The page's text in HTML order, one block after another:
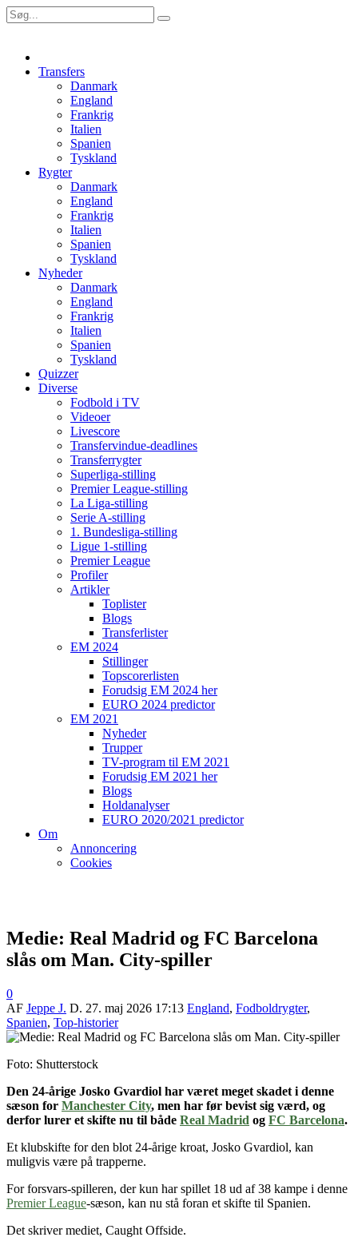
Transfers
Danmark
England
Frankrig
Italien
Spanien
Tyskland
Rygter
Danmark
England
Frankrig
Italien
Spanien
Tyskland
Nyheder
Danmark
England
Frankrig
Italien
Spanien
Tyskland
Quizzer
Diverse
Fodbold i TV
Videoer
Livescore
Transfervindue-deadlines
Transferrygter
Superliga-stilling
Premier League-stilling
La Liga-stilling
Serie A-stilling
1. Bundesliga-stilling
Ligue 1-stilling
Premier League
Profiler
Artikler
Toplister
Blogs
Transferlister
EM 2024
Stillinger
Topscorerlisten
Forudsig EM 2024 her
EURO 2024 predictor
EM 2021
Nyheder
Trupper
TV-program til EM 2021
Forudsig EM 2021 her
Blogs
Holdanalyser
EURO 2020/2021 predictor
Om
Annoncering
Cookies
Medie: Real Madrid og FC Barcelona
slås om Man. City-spiller
0
AF Jeppe J. D. 27. maj 2026 17:13 England, Fodboldrygter,
Spanien, Top-historier
Foto: Shutterstock
Den 24-årige Josko Gvardiol har været meget skadet i denne
sæson for Manchester City, men har før bevist sig værd, og
derfor lurer et skifte nu til både Real Madrid og FC Barcelona.
Et klubskifte for den blot 24-årige kroat, Josko Gvardiol, kan
muligvis være på trapperne.
For forsvars-spilleren, der kun har spillet 18 ud af 38 kampe i denne
Premier League-sæson, kan nu stå foran et skifte til Spanien.
Det skriver mediet, Caught Offside.